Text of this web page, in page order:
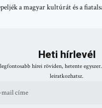
a magyar kultúrát és a
Heti hírlevél
hírei röviden, hetente
leiratkozhatsz.